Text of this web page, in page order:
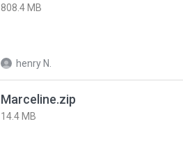
808.4 MB
henry N.
Marceline.zip
14.4 MB